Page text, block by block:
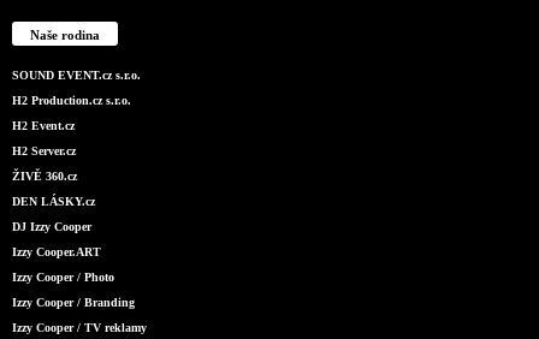
Naše rodina
SOUND EVENT.cz s.r.o.
H2 Production.cz s.r.o.
H2 Event.cz
H2 Server.cz
ŽIVĚ 360.cz
DEN LÁSKY.cz
DJ Izzy Cooper
Izzy Cooper.ART
Izzy Cooper / Photo
Izzy Cooper / Branding
Izzy Cooper / TV reklamy